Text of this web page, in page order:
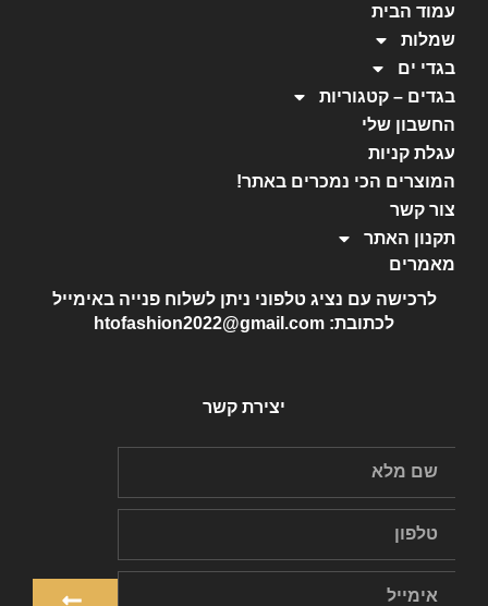
עמוד הבית
שמלות
בגדי ים
בגדים – קטגוריות
החשבון שלי
עגלת קניות
המוצרים הכי נמכרים באתר!
צור קשר
תקנון האתר
מאמרים
לרכישה עם נציג טלפוני ניתן לשלוח פנייה באימייל
לכתובת: htofashion2022@gmail.com
יצירת קשר